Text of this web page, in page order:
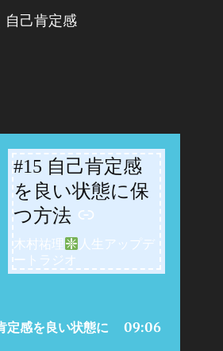
自己肯定感
#15 自己肯定感
を良い状態に保
つ方法
-
木村祐理
人生アップデ
ートラジオ
定感を良い状態に
09:06